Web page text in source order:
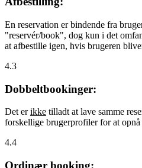
En reservation er bindende fra
"reservér/book", dog kun i det
at afbestille igen, hvis brugeren
4.3
Dobbeltbookinger:
Det erikke tilladt at lave samme
forskellige brugerprofiler for at opnå
4.4
Ordinær booking: